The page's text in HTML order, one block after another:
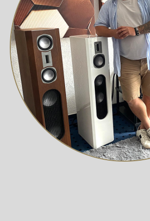
optimierter, konsistenter Klang in
Hochwertige
Das Gerät besteht aus einer CNC-
elektromagnetische Störungen
Elektronik verlängert. Das 5,5-Zoll-
Benutzeroberfläche ermöglicht eine
revolutionäres Musikerlebnis in